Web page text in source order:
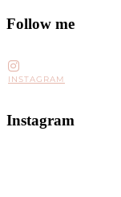
Follow me
INSTAGRAM
Instagram